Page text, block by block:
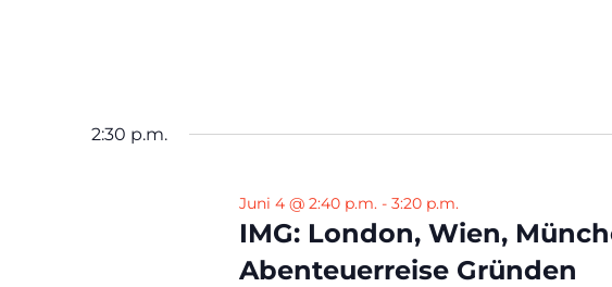
2:30 p.m.
IMG: London, Wien,
Abenteuerreise Gründen
Juni 4 @ 2:40 p.m. - 3:20 p.m.